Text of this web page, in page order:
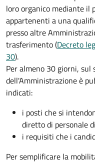
loro organico mediante il
appartenenti a una
presso altre
trasferimento (Decreto
30).
Per almeno 30 giorni,
dell'Amministrazione è
indicati:
i posti che si
diretto di personale
i requisiti che i
Per semplificare la